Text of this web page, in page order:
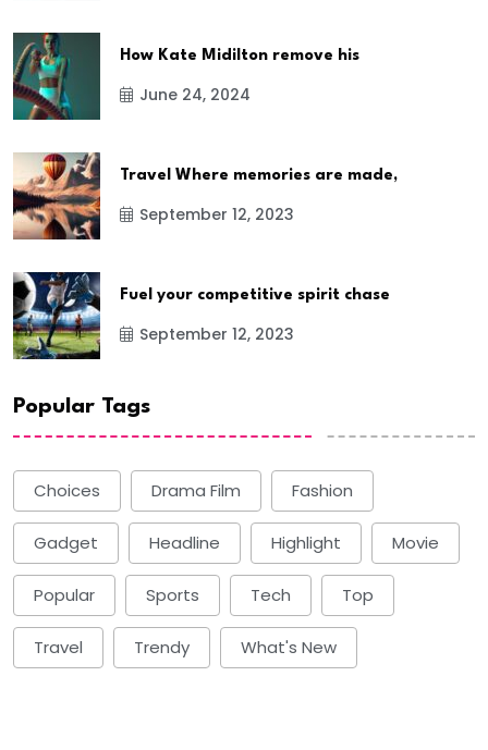
How Kate Midilton remove his
June 24, 2024
Travel Where memories are made,
September 12, 2023
Fuel your competitive spirit chase
September 12, 2023
Popular Tags
Choices Drama Film Fashion
Gadget Headline Highlight Movie
Popular Sports Tech Top
Travel Trendy What's New